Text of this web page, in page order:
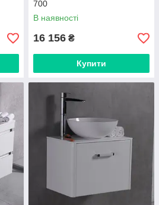
700
В наявності
16 156 ₴
Купити